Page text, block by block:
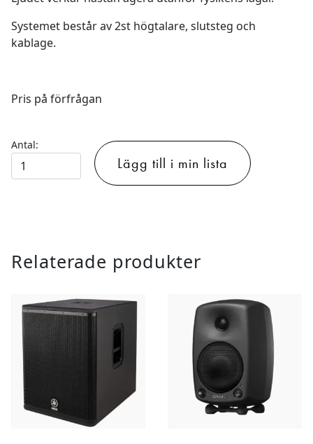
Systemet består av 2st högtalare, slutsteg och
kablage.
Pris på förfrågan
Antal:
Hypersound
Högtalare
mängd
Lägg till i min lista
Relaterade produkter